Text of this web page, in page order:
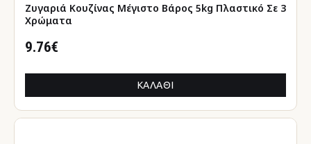
Ζυγαριά Κουζίνας Μέγιστο Βάρος 5kg Πλαστικό Σε 3
Χρώματα
9.76€
ΚΑΛΆΘΙ